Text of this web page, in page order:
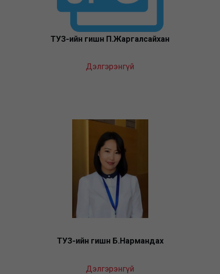
ТУЗ-ийн гишүүн П.Жаргалсайхан
Дэлгэрэнгүй
ТУЗ-ийн гишүүн Б.Нармандах
Дэлгэрэнгүй